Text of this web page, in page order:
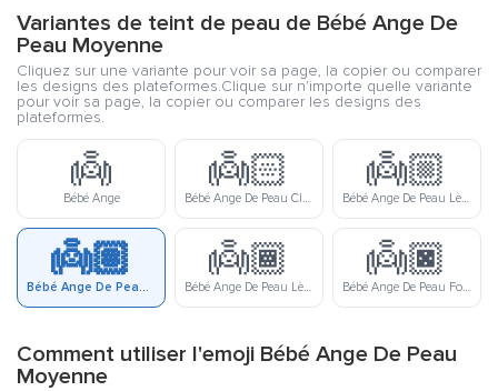
Variantes de teint de peau de Bébé Ange De
Peau Moyenne
Cliquez sur une variante pour voir sa page, la copier ou comparer
les designs des plateformes.Clique sur n'importe quelle variante
pour voir sa page, la copier ou comparer les designs des
plateformes.
👼
Bébé Ange
👼🏻
Bébé Ange De Peau Claire
👼🏼
Bébé Ange De Peau Lègerement Claire
👼🏽
Bébé Ange De Peau Moyenne
👼🏾
Bébé Ange De Peau Lègerement Foncée
👼🏿
Bébé Ange De Peau Foncée
Comment utiliser l'emoji Bébé Ange De Peau
Moyenne